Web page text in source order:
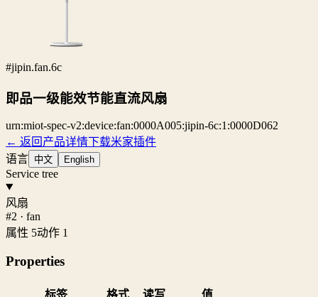
#jipin.fan.6c
即品一级能效节能直流风扇
urn:miot-spec-v2:device:fan:0000A005:jipin-6c:1:0000D062
← 返回产品详情下载米家插件
语言 中文 English
Service tree
风扇
#2 · fan
属性 5动作 1
Properties
标签 格式 读写
值